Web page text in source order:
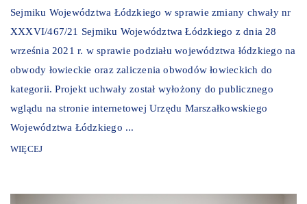
Sejmiku Województwa Łódzkiego w sprawie zmiany chwały nr
XXXVI/467/21 Sejmiku Województwa Łódzkiego z dnia 28
września 2021 r. w sprawie podziału województwa łódzkiego na
obwody łowieckie oraz zaliczenia obwodów łowieckich do
kategorii. Projekt uchwały został wyłożony do publicznego
wglądu na stronie internetowej Urzędu Marszałkowskiego
Województwa Łódzkiego ...
WIĘCEJ